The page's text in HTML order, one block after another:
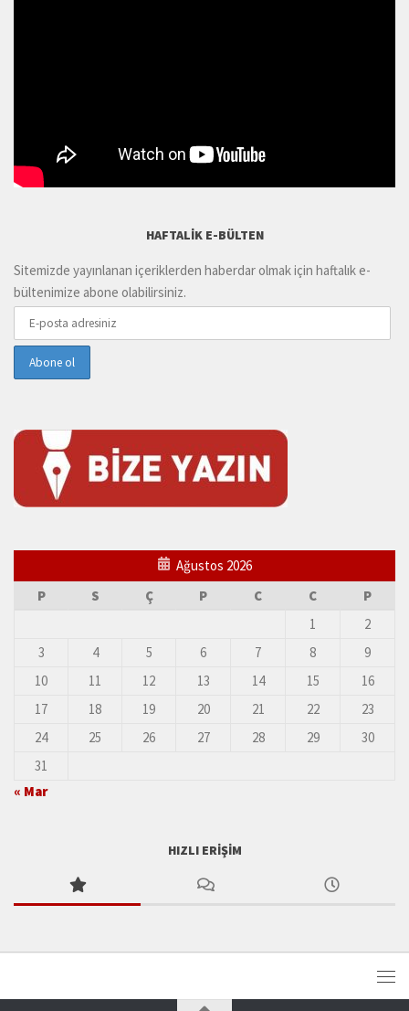
HAFTALIK E-BÜLTEN
Sitemizde yayınlanan içeriklerden haberdar olmak için haftalık e-
bültenimize abone olabilirsiniz.
Ağustos 2026
P
S Ç P C C
P
1
2
3
4 5 6 7 8
9
10
11 12 13 14 15
16
17
18 19 20 21 22
23
24
25 26 27 28 29
30
31
« Mar
HIZLI ERIŞIM